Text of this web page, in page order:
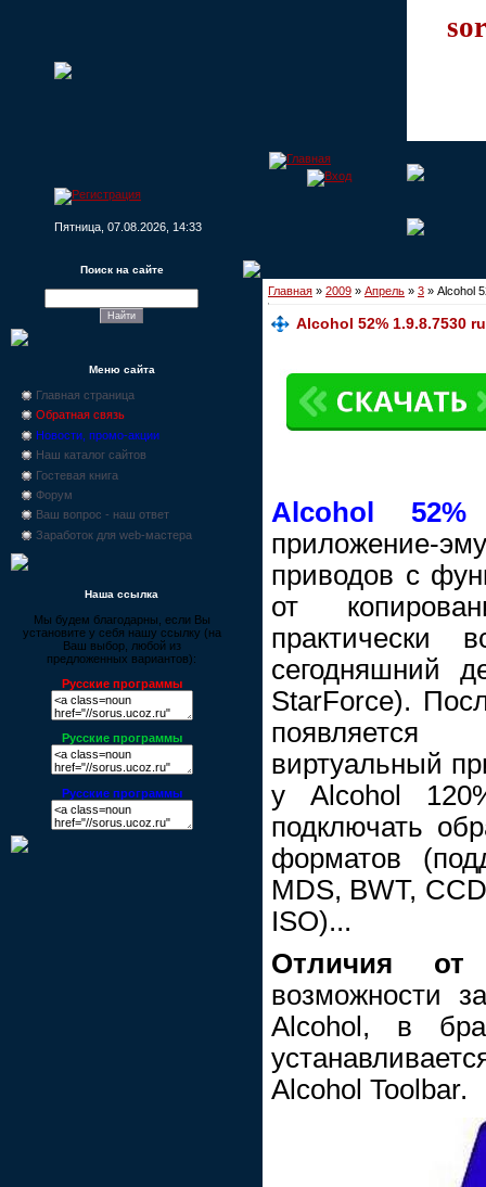
Пятница, 07.08.2026, 14:33
Поиск на сайте
Меню сайта
Главная страница
Обратная связь
Новости, промо-акции
Наш каталог сайтов
Гостевая книга
Форум
Ваш вопрос - наш ответ
Заработок для web-мастера
Наша ссылка
Мы будем благодарны, если Вы
установите у себя нашу ссылку (на
Ваш выбор, любой из
предложенных вариантов):
Русские программы
Русские программы
Русские программы
Главная » 2009 » Апрель » 3 » Alcohol
Alcohol 52% 1.9.8.7530
Alcohol 52%
приводов с
от
практически
сегодняшний
StarForce).
виртуальный
у Alcohol
подключать
форматов
MDS, BWT,
ISO)...
Отличия
возможности
Alcohol, в
Alcohol Toolbar.